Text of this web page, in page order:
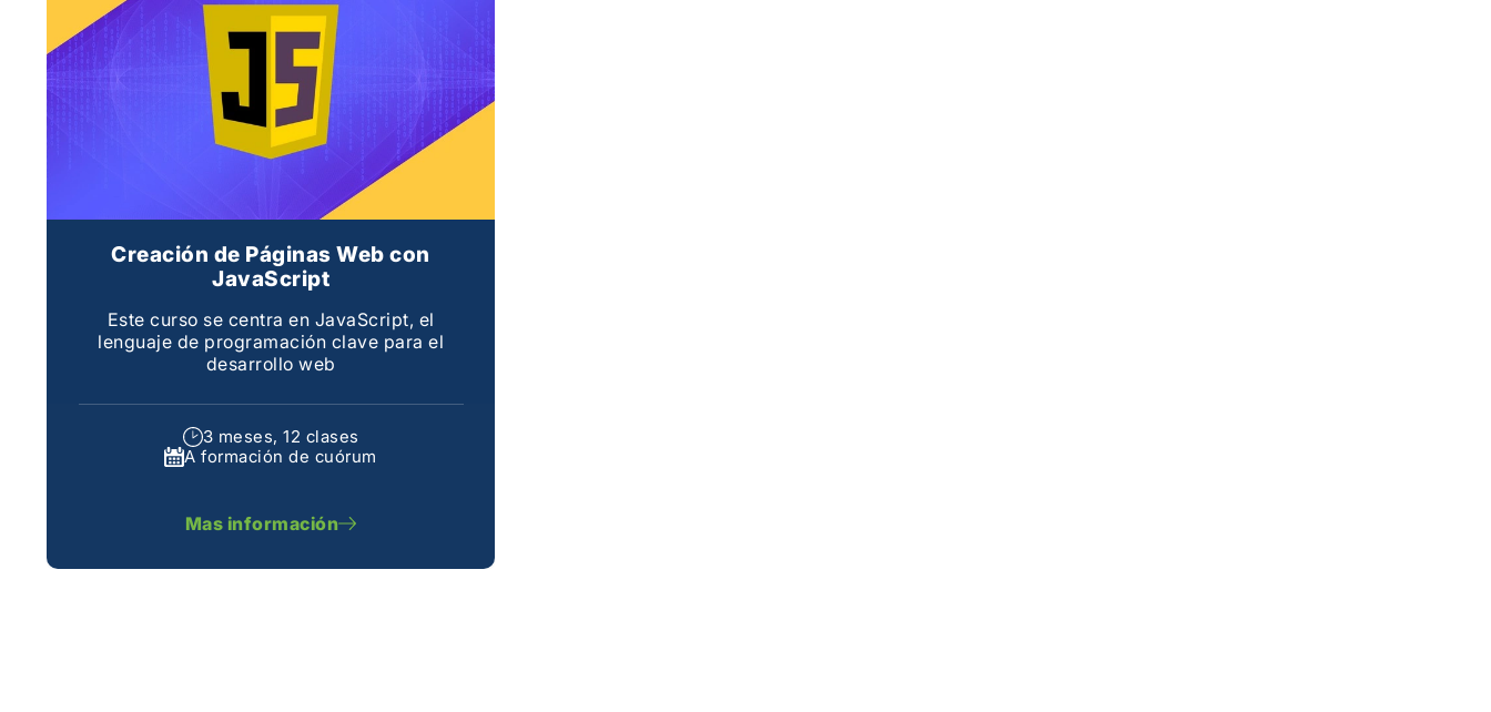
Creación de Páginas Web con
JavaScript
Este curso se centra en JavaScript, el
lenguaje de programación clave para el
desarrollo web
3 meses, 12 clases
A formación de cuórum
Mas información